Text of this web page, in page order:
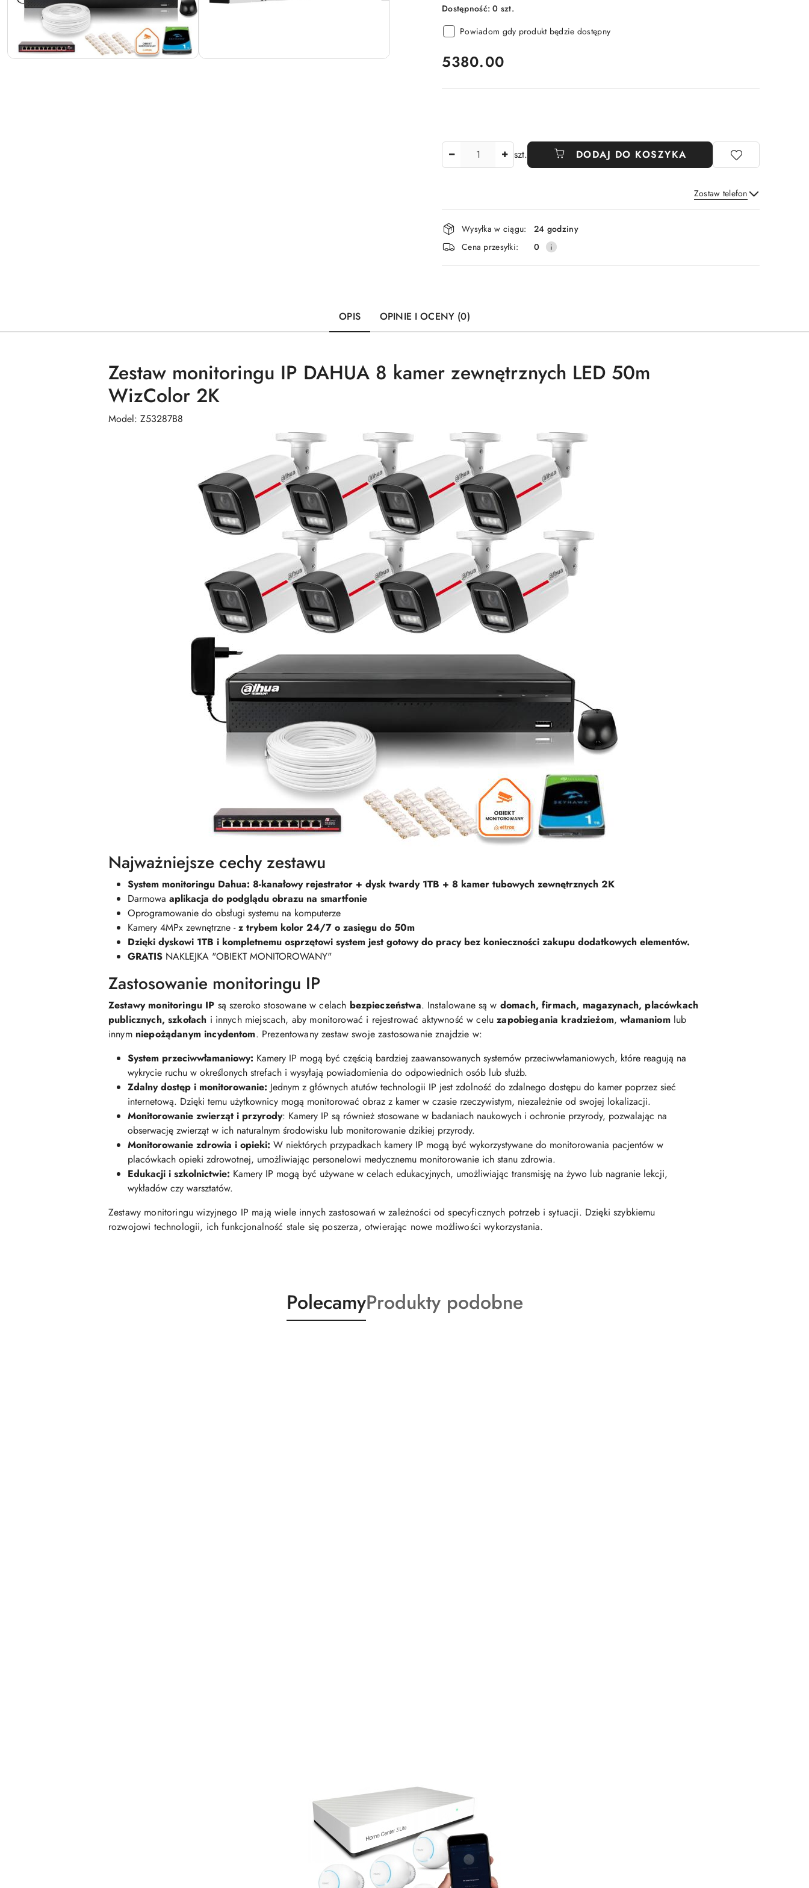
Dostępność:0 szt.
Powiadom gdy produkt będzie dostępny
cena:
5380.00
szt. DODAJ DO KOSZYKA
Zostaw telefon
Wyślij
Dostępność
i
dostawa
Wysyłka w ciągu:
24 godziny
Cena przesyłki:
0
OPIS OPINIE I OCENY (0)
Zestaw monitoringu IP DAHUA 8 kamer zewnętrznych LED 50m
WizColor 2K
Model: Z53287B8
Najważniejsze cechy zestawu
System monitoringu Dahua: 8-kanałowy rejestrator + dysk twardy 1TB + 8 kamer tubowych zewnętrznych 2K
Darmowa aplikacja do podglądu obrazu na smartfonie
Oprogramowanie do obsługi systemu na komputerze
Kamery 4MPx zewnętrzne -z trybem kolor 24/7 o zasięgu do 50m
Dzięki dyskowi 1TB i kompletnemu osprzętowi system jest gotowy do pracy bez konieczności zakupu dodatkowych elementów.
GRATIS NAKLEJKA "OBIEKT MONITOROWANY"
Zastosowanie monitoringu IP
Zestawy monitoringu IP są szeroko stosowane w celach bezpieczeństwa. Instalowane są w domach, firmach, magazynach, placówkach
publicznych, szkołach i innych miejscach, aby monitorować i rejestrować aktywność w celuzapobiegania kradzieżom,włamaniomlub
innym niepożądanym incydentom. Prezentowany zestaw swoje zastosowanie znajdzie w:
System przeciwwłamaniowy: Kamery IP mogą być częścią bardziej zaawansowanych systemów przeciwwłamaniowych, które reagują na
wykrycie ruchu w określonych strefach i wysyłają powiadomienia do odpowiednich osób lub służb.
Zdalny dostęp i monitorowanie: Jednym z głównych atutów technologii IP jest zdolność do zdalnego dostępu do kamer poprzez sieć
internetową. Dzięki temu użytkownicy mogą monitorować obraz z kamer w czasie rzeczywistym, niezależnie od swojej lokalizacji.
Monitorowanie zwierząt i przyrody: Kamery IP są również stosowane w badaniach naukowych i ochronie przyrody, pozwalając na
obserwację zwierząt w ich naturalnym środowisku lub monitorowanie dzikiej przyrody.
Monitorowanie zdrowia i opieki: W niektórych przypadkach kamery IP mogą być wykorzystywane do monitorowania pacjentów w
placówkach opieki zdrowotnej, umożliwiając personelowi medycznemu monitorowanie ich stanu zdrowia.
Edukacji i szkolnictwie: Kamery IP mogą być używane w celach edukacyjnych, umożliwiając transmisję na żywo lub nagranie lekcji,
wykładów czy warsztatów.
Zestawy monitoringu wizyjnego IP mają wiele innych zastosowań w zależności od specyficznych potrzeb i sytuacji. Dzięki szybkiemu
rozwojowi technologii, ich funkcjonalność stale się poszerza, otwierając nowe możliwości wykorzystania.
Produkty
o
PolecamyProdukty
o
Produkty podobne